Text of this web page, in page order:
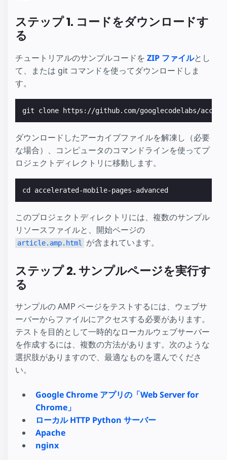
ステップ 1. コードをダウンロードす
る
チュートリアルのサンプルコードを ZIP ファイルとし
て、または git コマンドを使ってダウンロードしま
す。
ダウンロードしたアーカイブファイルを解凍し（必要
な場合）、コンピュータのコマンドラインを使ってプ
ロジェクトディレクトリに移動します。
cd
このプロジェクトディレクトリには、複数のサンプル
リソースファイルと、開始ページの
article.amp.html が含まれています。
ステップ 2. サンプルページを実行す
る
サンプルの AMP ページをテストするには、ウェブサ
ーバーからファイルにアクセスする必要があります。
テストを目的として一時的なローカルウェブサーバー
を作成するには、複数の方法があります。次のような
選択肢がありますので、最適なものを選んでくださ
い。
Google Chrome アプリの「Web Server for
Chrome」
ローカル HTTP Python サーバー
Apache
nginx